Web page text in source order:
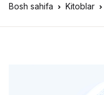
Bosh sahifa Kitoblar